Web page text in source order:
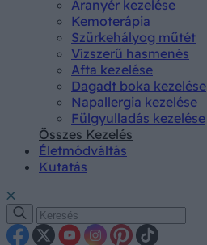
Aranyér kezelése
Kemoterápia
Szürkehályog műtét
Vízszerű hasmenés
Afta kezelése
Dagadt boka kezelése
Napallergia kezelése
Fülgyulladás kezelése
Összes Kezelés
Életmódváltás
Kutatás